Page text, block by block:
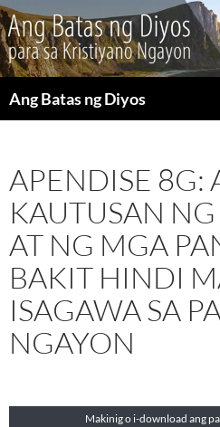
Ang Batas ng Diyos
APENDISE 8G:
KAUTUSAN
AT NG MGA
BAKIT HINDI
ISAGAWA SA
NGAYON
Makinig o i-download ang